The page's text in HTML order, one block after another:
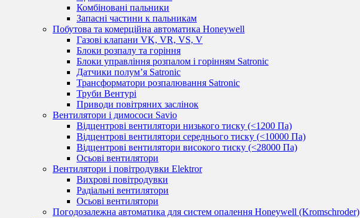
Комбіновані пальники
Запасні частини к пальникам
Побутова та комерційна автоматика Honeywell
Газові клапани VK, VR, VS, V
Блоки розпалу та горіння
Блоки управління розпалом і горінням Satronic
Датчики полум’я Satronic
Трансформатори розпалювання Satronic
Труби Вентурі
Приводи повітряних заслінок
Вентилятори і димососи Savio
Відцентрові вентилятори низького тиску (<1200 Па)
Відцентрові вентилятори середнього тиску (<10000 Па)
Відцентрові вентилятори високого тиску (<28000 Па)
Осьові вентилятори
Вентилятори і повітродувки Elektror
Вихрові повітродувки
Радіальні вентилятори
Осьові вентилятори
Погодозалежна автоматика для систем опалення Honeywell (Kromschroder)